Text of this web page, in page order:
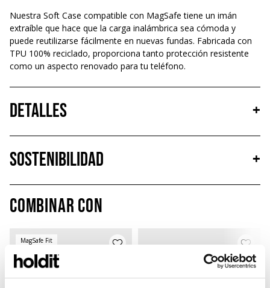
Nuestra Soft Case compatible con MagSafe tiene un imán
extraíble que hace que la carga inalámbrica sea cómoda y
puede reutilizarse fácilmente en nuevas fundas. Fabricada con
TPU 100% reciclado, proporciona tanto protección resistente
como un aspecto renovado para tu teléfono.
Detalles +
Sostenibilidad
+
Combinar con
MagSafe Fit